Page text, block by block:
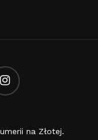
na Złotej.